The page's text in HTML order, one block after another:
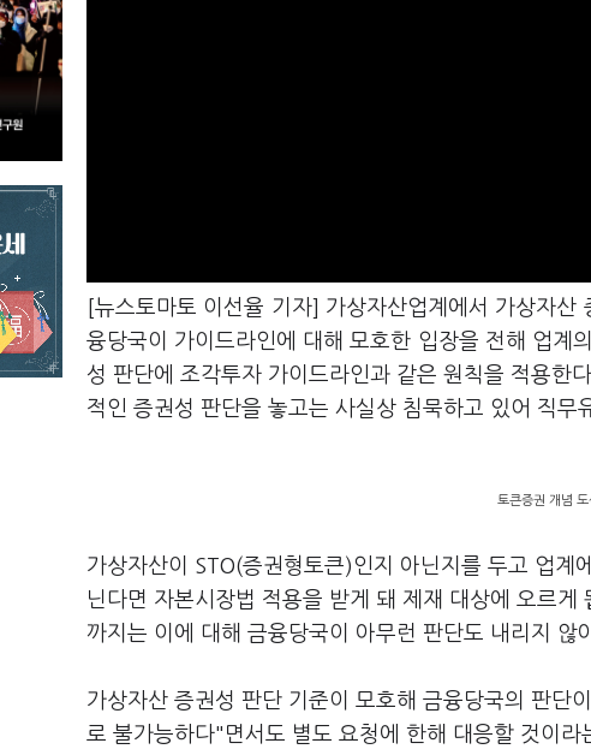
[뉴스토마토 이선율 기자] 가상자산업계에서 가상자
융당국이 가이드라인에 대해 모호한 입장을 전해 업계
성 판단에 조각투자 가이드라인과 같은 원칙을 적용한
적인 증권성 판단을 놓고는 사실상 침묵하고 있어 직무
토큰증권 개념
가상자산이 STO(증권형토큰)인지 아닌지를 두고 업계
닌다면 자본시장법 적용을 받게 돼 제재 대상에 오르
까지는 이에 대해 금융당국이 아무런 판단도 내리지 않
가상자산 증권성 판단 기준이 모호해 금융당국의 판단
로 불가능하다"면서도 별도 요청에 한해 대응할 것이